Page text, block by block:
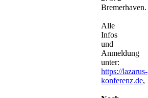
Bremerhaven.
Alle
Infos
und
Anmeldung
unter:
https://lazarus-
konferenz.de,